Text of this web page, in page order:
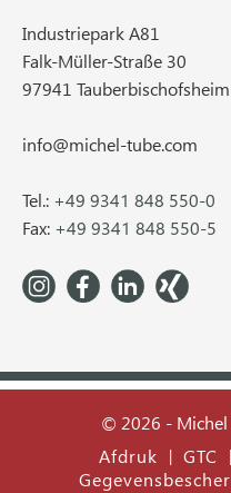
Industriepark A81
Falk-Müller-Straße 30
97941 Tauberbischofsheim
info@michel-tube.com
Tel.: +49 9341 848 550-0
Fax: +49 9341 848 550-5
© 2026 - Michel
Afdruk
| GTC |